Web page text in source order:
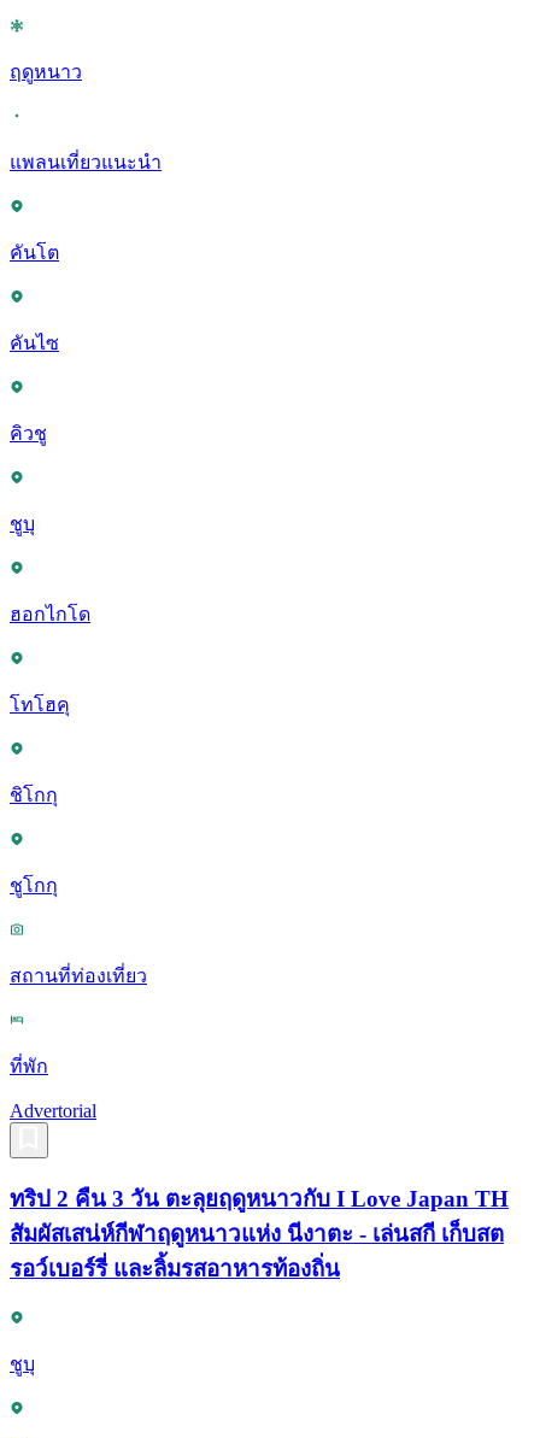
ฤดูหนาว
แพลนเที่ยวแนะนำ
คันโต
คันไซ
คิวชู
ชูบุ
ฮอกไกโด
โทโฮคุ
ชิโกกุ
ชูโกกุ
สถานที่ท่องเที่ยว
ที่พัก
Advertorial
ทริป 2 คืน 3 วัน ตะลุยฤดูหนาวกับ I Love Japan TH
สัมผัสเสน่ห์กีฬาฤดูหนาวแห่ง นีงาตะ - เล่นสกี เก็บสต
รอว์เบอร์รี่ และลิ้มรสอาหารท้องถิ่น
ชูบุ